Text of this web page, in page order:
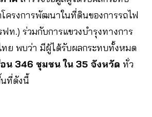
ครงการพัฒนาในที่ดินของการรถไฟ
ท.) ร่วมกับการแขวงบำรุงทางการ
ทย พบว่า มีผู้ได้รับผลกระทบทั้งหมด
อน 346 ชุมชน ใน 35 จังหวัด ทั่ว
ที่ดังนี้